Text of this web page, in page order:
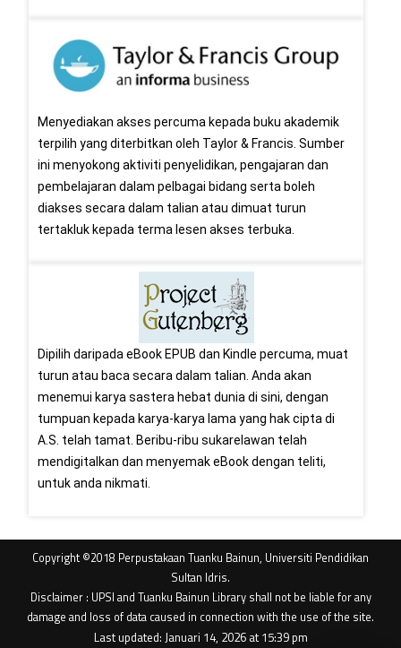
Menyediakan akses percuma kepada buku akademik
terpilih yang diterbitkan oleh Taylor & Francis. Sumber
ini menyokong aktiviti penyelidikan, pengajaran dan
pembelajaran dalam pelbagai bidang serta boleh
diakses secara dalam talian atau dimuat turun
tertakluk kepada terma lesen akses terbuka.
Dipilih daripada eBook EPUB dan Kindle percuma, muat
turun atau baca secara dalam talian. Anda akan
menemui karya sastera hebat dunia di sini, dengan
tumpuan kepada karya-karya lama yang hak cipta di
A.S. telah tamat. Beribu-ribu sukarelawan telah
mendigitalkan dan menyemak eBook dengan teliti,
untuk anda nikmati.
Copyright ©2018 Perpustakaan Tuanku Bainun, Universiti Pendidikan
Sultan Idris.
Disclaimer : UPSI and Tuanku Bainun Library shall not be liable for any
damage and loss of data caused in connection with the use of the site.
Last updated: Januari 14, 2026 at 15:39 pm